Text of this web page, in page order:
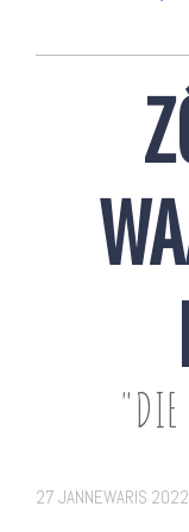
"DIE
27 JANNEWARIS 2022